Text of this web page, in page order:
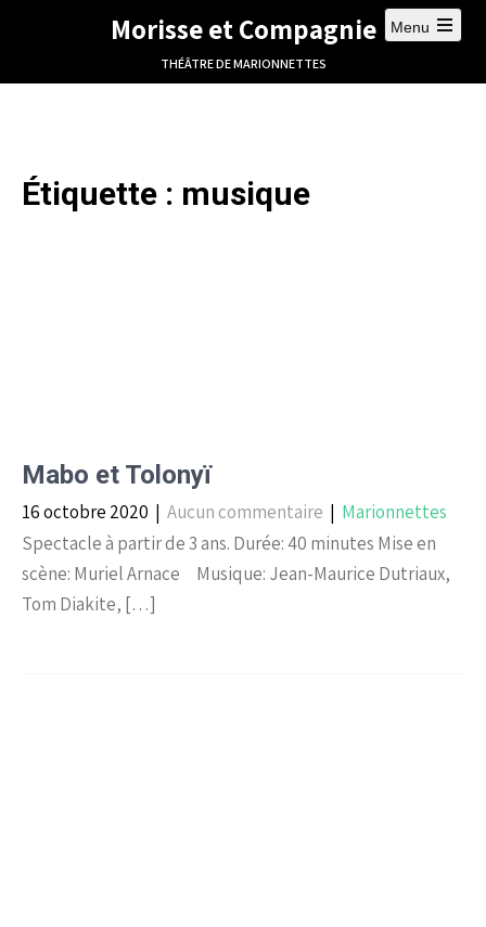
Morisse et Compagnie
THÉÂTRE DE MARIONNETTES
Menu
Étiquette : musique
Mabo et Tolonyï
16 octobre 2020 | Aucun commentaire | Marionnettes
Spectacle à partir de 3 ans. Durée: 40 minutes Mise en
scène: Muriel Arnace Musique: Jean-Maurice Dutriaux,
Tom Diakite, […]